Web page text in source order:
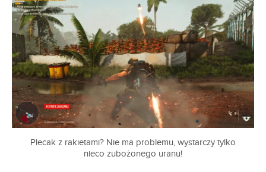
Plecak z rakietami? Nie ma problemu, wystarczy tylko
nieco zubożonego uranu!